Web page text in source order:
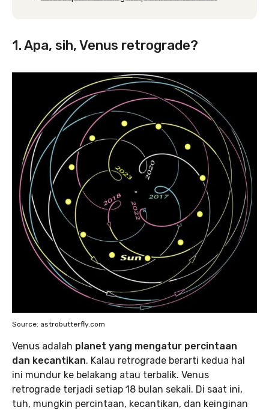
1. Apa, sih, Venus retrograde?
Source: astrobutterfly.com
Venus adalah planet yang mengatur percintaan
dan kecantikan. Kalau retrograde berarti kedua hal
ini mundur ke belakang atau terbalik. Venus
retrograde terjadi setiap 18 bulan sekali. Di saat ini,
tuh, mungkin percintaan, kecantikan, dan keinginan